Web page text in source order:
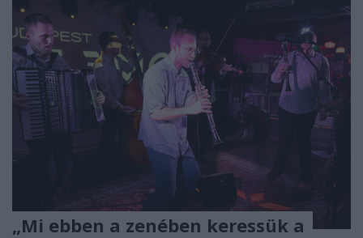
„Mi ebben a zenében keressük a